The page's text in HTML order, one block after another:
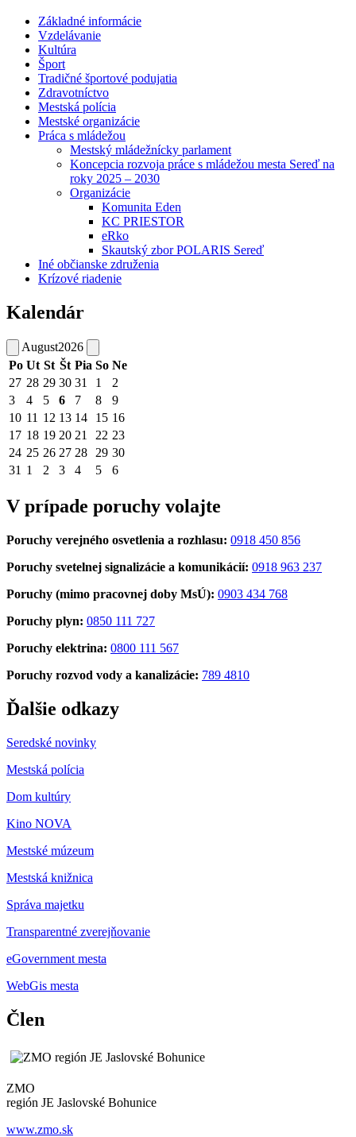
Základné informácie
Vzdelávanie
Kultúra
Šport
Tradičné športové podujatia
Zdravotníctvo
Mestská polícia
Mestské organizácie
Práca s mládežou
Mestský mládežnícky parlament
Koncepcia rozvoja práce s mládežou mesta Sereď na
roky 2025 – 2030
Organizácie
Komunita Eden
KC PRIESTOR
eRko
Skautský zbor POLARIS Sereď
Iné občianske združenia
Krízové riadenie
Kalendár
August2026
Po Ut St Št Pia So Ne
27 28 29 30 31 1
2
3
4 5 6 7 8
9
10 11 12 13 14 15 16
17 18 19 20 21 22 23
24 25 26 27 28 29 30
31 1 2 3 4 5 6
V prípade poruchy volajte
Poruchy verejného osvetlenia a rozhlasu: 0918 450 856
Poruchy svetelnej signalizácie a komunikácií: 0918 963 237
Poruchy (mimo pracovnej doby MsÚ): 0903 434 768
Poruchy plyn: 0850 111 727
Poruchy elektrina: 0800 111 567
Poruchy rozvod vody a kanalizácie: 789 4810
Ďalšie odkazy
Seredské novinky
Mestská polícia
Dom kultúry
Kino NOVA
Mestské múzeum
Mestská knižnica
Správa majetku
Transparentné zverejňovanie
eGovernment mesta
WebGis mesta
Člen
ZMO
región JE Jaslovské Bohunice
www.zmo.sk